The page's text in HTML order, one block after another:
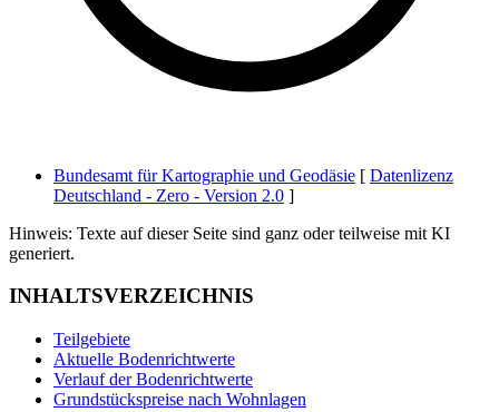
Bundesamt für Kartographie und Geodäsie [ Datenlizenz
Deutschland - Zero - Version 2.0 ]
Hinweis: Texte auf dieser Seite sind ganz oder teilweise mit KI
generiert.
INHALTSVERZEICHNIS
Teilgebiete
Aktuelle Bodenrichtwerte
Verlauf der Bodenrichtwerte
Grundstückspreise nach Wohnlagen